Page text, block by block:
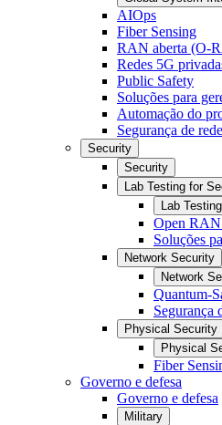
AIOps
Fiber Sensing
RAN aberta (O-
Redes 5G
Public Safety
Soluções para
Automação do
Segurança de rede
Security
Security
Lab Testing for
Lab
Open RAN
Soluções
Network Security
Network
Quantum-
Segurança
Physical Security
Physical
Fiber
Governo e defesa
Governo e defesa
Military